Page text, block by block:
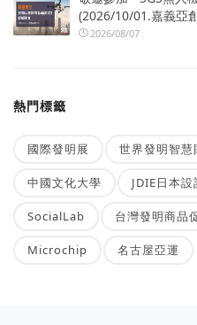
(2026/10/01.嘉義亞
2026/08/07
熱門標籤
國際發明展 世界發明智慧
中國文化大學 JDIE日本
SocialLab 台灣發明商品
Microchip 名古屋亞運